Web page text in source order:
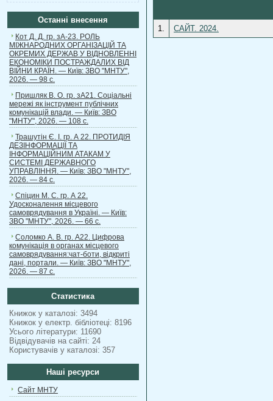
Останні внесення
Кот Д. Д. гр. зА-23. РОЛЬ
МІЖНАРОДНИХ ОРГАНІЗАЦІЙ ТА
ОКРЕМИХ ДЕРЖАВ У ВІДНОВЛЕННІ
ЕКОНОМІКИ ПОСТРАЖДАЛИХ ВІД
ВІЙНИ КРАЇН. — Київ: ЗВО "МНТУ",
2026. — 98 с.
Пришляк В. О. гр. зА21. Соціальні
мережі як інструмент публічних
комунікацій влади. — Київ: ЗВО
"МНТУ", 2026. — 108 с.
Трашутін Є. І. гр. А 22. ПРОТИДІЯ
ДЕЗІНФОРМАЦІЇ ТА
ІНФОРМАЦІЙНИМ АТАКАМ У
СИСТЕМІ ДЕРЖАВНОГО
УПРАВЛІННЯ. — Київ: ЗВО "МНТУ",
2026. — 84 с.
Спіцин М. С. гр. А 22.
Удосконалення місцевого
самоврядування в Україні. — Київ:
ЗВО "МНТУ", 2026. — 66 с.
Соломко А. В. гр. А22. Цифрова
комунікація в органах місцевого
самоврядування:чат-боти, відкриті
дані, портали. — Київ: ЗВО "МНТУ",
2026. — 87 с.
Статистика
Книжок у каталозі: 3494
Книжок у електр. бібліотеці: 8196
Усього літератури: 11690
Відвідувачів на сайті: 24
Користувачів у каталозі: 357
Наші ресурси
Сайт МНТУ
1. САЙТ. 2024.